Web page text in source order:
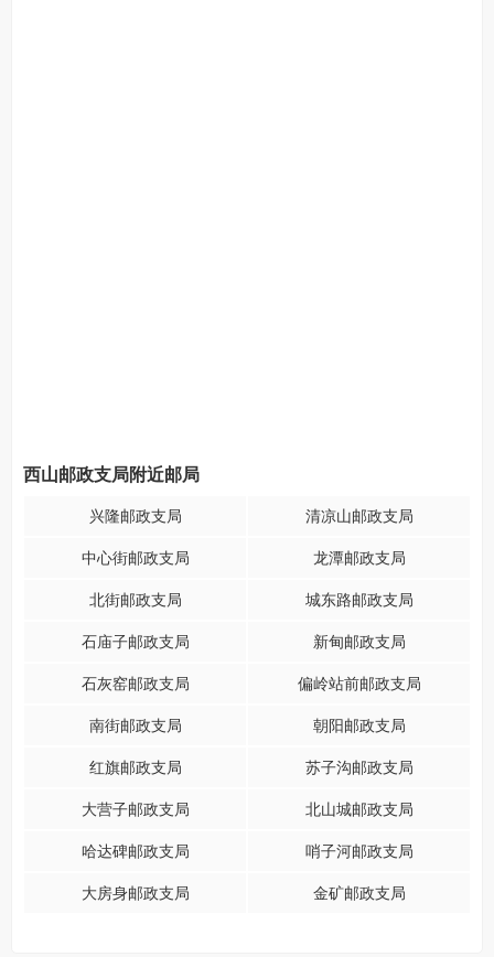
西山邮政支局附近邮局
兴隆邮政支局 清凉山邮政支局
中心街邮政支局 龙潭邮政支局
北街邮政支局 城东路邮政支局
石庙子邮政支局 新甸邮政支局
石灰窑邮政支局 偏岭站前邮政支局
南街邮政支局 朝阳邮政支局
红旗邮政支局 苏子沟邮政支局
大营子邮政支局 北山城邮政支局
哈达碑邮政支局 哨子河邮政支局
大房身邮政支局 金矿邮政支局